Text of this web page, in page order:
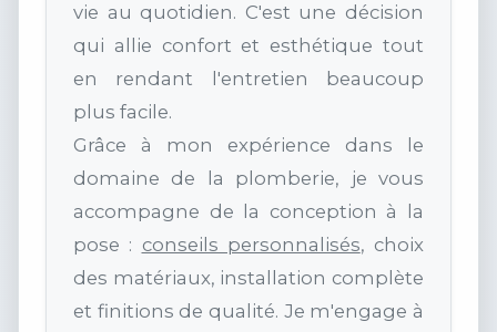
vie au quotidien. C'est une décision
qui allie confort et esthétique tout
en rendant l'entretien beaucoup
plus facile.
Grâce à mon expérience dans le
domaine de la plomberie, je vous
accompagne de la conception à la
pose : conseils personnalisés, choix
des matériaux, installation complète
et finitions de qualité. Je m'engage à